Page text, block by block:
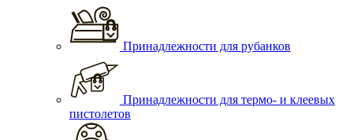
Принадлежности для рубанков
Принадлежности для термо- и клеевых
пистолетов